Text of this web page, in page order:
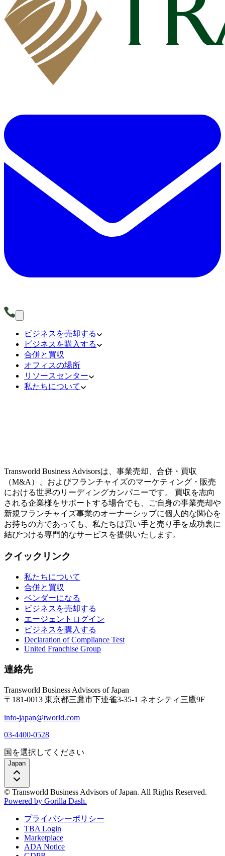
ビジネスを売却する
ビジネスを購入する
合併と買収
オフィスの場所
リソースセンター
私たちについて
Transworld Business Advisorsは、事業売却、合併・買収
（M&A）、およびフランチャイズのマーケティング・販売
における世界のリーディングカンパニーです。 買収を志向
される企業様をサポートする場合でも、ご自身の事業売却や
新規フランチャイズ事業のオーナーシップに個人的な関心を
お持ちの方であっても、私たちは買い手と売り手を成功裏に
結びつける専門的なサービスを提供いたします。
クイックリンク
私たちについて
合併と買収
ベンダーになる
ビジネスを売却する
エージェントログイン
ビジネスを購入する
Declaration of Compliance Test
United Franchise Group
連絡先
Transworld Business Advisors of Japan
〒181-0013 東京都三鷹市下連雀3-35-1 ネオシティ三鷹9F
info-japan@tworld.com
03-4400-0528
国を選択してください
Japan
© Transworld Business Advisors of Japan. All Rights Reserved.
Powered by Gorilla Dash.
プライバシーポリシー
TBA Login
Marketplace
ADA Notice